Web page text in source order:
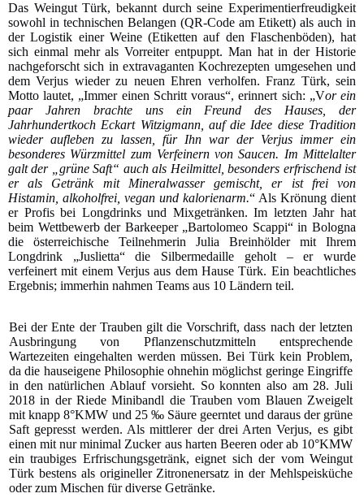
Das Weingut Türk, bekannt durch seine Experimentierfreudigkeit
sowohl in technischen Belangen (QR-Code am Etikett) als auch in
der Logistik einer Weine (Etiketten auf den Flaschenböden), hat
sich einmal mehr als Vorreiter entpuppt. Man hat in der Historie
nachgeforscht sich in extravaganten Kochrezepten umgesehen und
dem Verjus wieder zu neuen Ehren verholfen. Franz Türk, sein
Motto lautet, „Immer einen Schritt voraus“, erinnert sich: „Vor ein
paar Jahren brachte uns ein Freund des Hauses, der
Jahrhundertkoch Eckart Witzigmann, auf die Idee diese Tradition
wieder aufleben zu lassen, für Ihn war der Verjus immer ein
besonderes Würzmittel zum Verfeinern von Saucen. Im Mittelalter
galt der „grüne Saft“ auch als Heilmittel, besonders erfrischend ist
er als Getränk mit Mineralwasser gemischt, er ist frei von
Histamin, alkoholfrei, vegan und kalorienarm.“ Als Krönung dient
er Profis bei Longdrinks und Mixgetränken. Im letzten Jahr hat
beim Wettbewerb der Barkeeper „Bartolomeo Scappi“ in Bologna
die österreichische Teilnehmerin Julia Breinhölder mit Ihrem
Longdrink „Juslietta“ die Silbermedaille geholt – er wurde
verfeinert mit einem Verjus aus dem Hause Türk. Ein beachtliches
Ergebnis; immerhin nahmen Teams aus 10 Ländern teil.
Bei der Ente der Trauben gilt die Vorschrift, dass nach der letzten
Ausbringung von Pflanzenschutzmitteln entsprechende
Wartezeiten eingehalten werden müssen. Bei Türk kein Problem,
da die hauseigene Philosophie ohnehin möglichst geringe Eingriffe
in den natürlichen Ablauf vorsieht. So konnten also am 28. Juli
2018 in der Riede Minibandl die Trauben vom Blauen Zweigelt
mit knapp 8°KMW und 25 ‰ Säure geerntet und daraus der grüne
Saft gepresst werden. Als mittlerer der drei Arten Verjus, es gibt
einen mit nur minimal Zucker aus harten Beeren oder ab 10°KMW
ein traubiges Erfrischungsgetränk, eignet sich der vom Weingut
Türk bestens als origineller Zitronenersatz in der Mehlspeisküche
oder zum Mischen für diverse Getränke.